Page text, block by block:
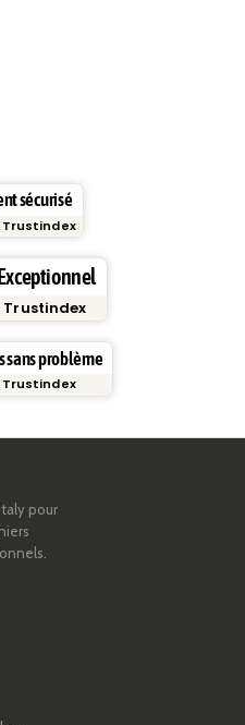
sécurisé
Trustindex
Trustindex
sans problème
Trustindex
pour